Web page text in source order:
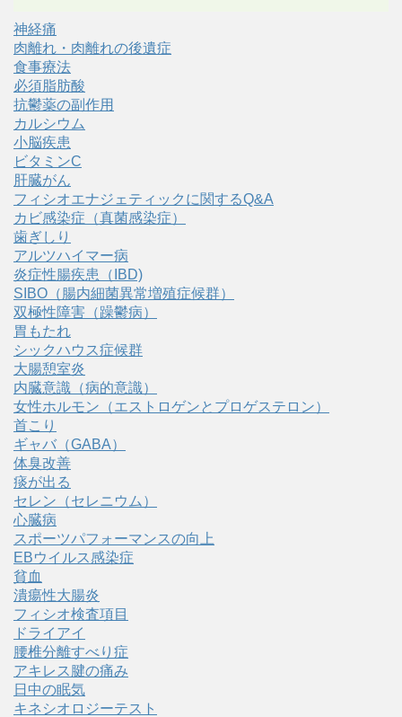
神経痛
肉離れ・肉離れの後遺症
食事療法
必須脂肪酸
抗鬱薬の副作用
カルシウム
小脳疾患
ビタミンC
肝臓がん
フィシオエナジェティックに関するQ&A
カビ感染症（真菌感染症）
歯ぎしり
アルツハイマー病
炎症性腸疾患（IBD)
SIBO（腸内細菌異常増殖症候群）
双極性障害（躁鬱病）
胃もたれ
シックハウス症候群
大腸憩室炎
内臓意識（病的意識）
女性ホルモン（エストロゲンとプロゲステロン）
首こり
ギャバ（GABA）
体臭改善
痰が出る
セレン（セレニウム）
心臓病
スポーツパフォーマンスの向上
EBウイルス感染症
貧血
潰瘍性大腸炎
フィシオ検査項目
ドライアイ
腰椎分離すべり症
アキレス腱の痛み
日中の眠気
キネシオロジーテスト